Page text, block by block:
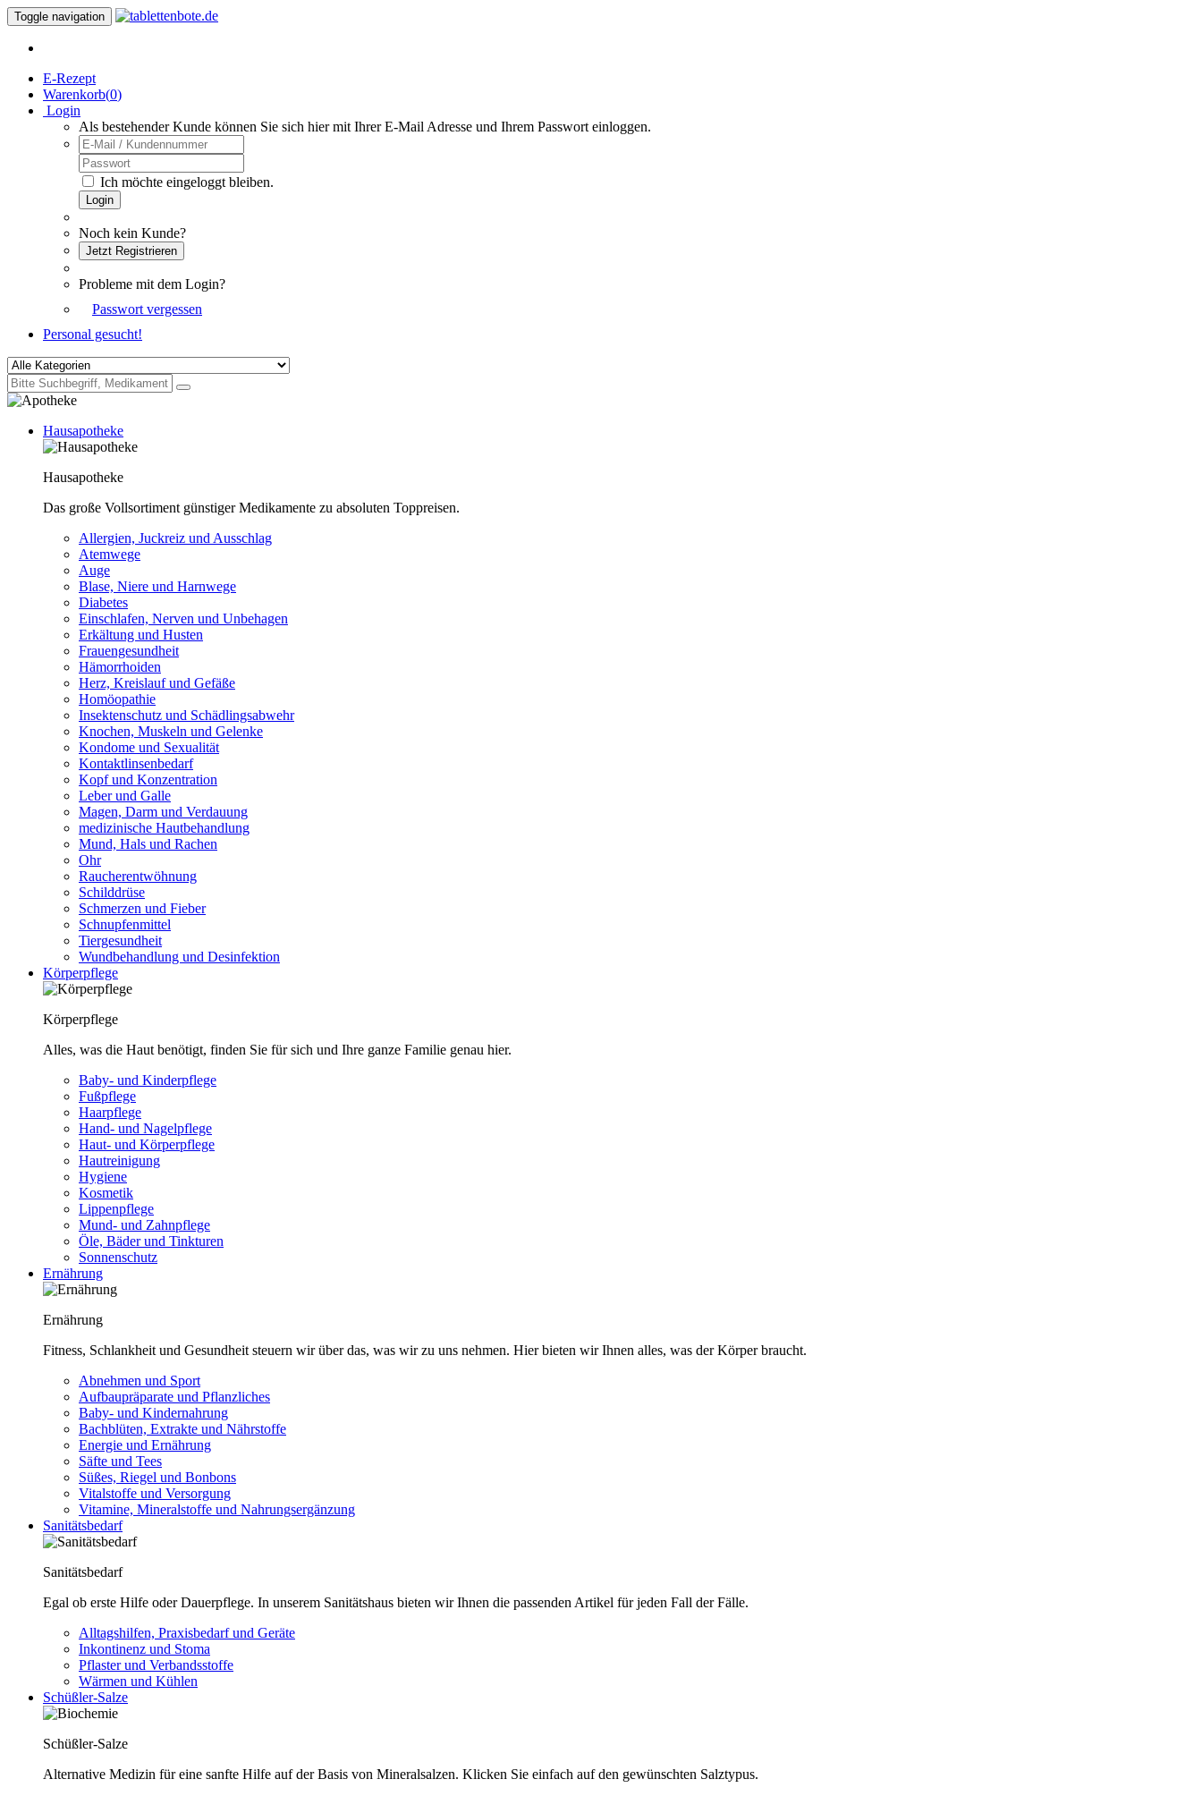
Toggle navigation
E-Rezept
Warenkorb(0)
Login
Als bestehender Kunde können Sie sich hier mit Ihrer E-Mail Adresse und Ihrem Passwort einloggen.
Ich möchte eingeloggt bleiben.
Login
Noch kein Kunde?
Jetzt Registrieren
Probleme mit dem Login?
Passwort vergessen
Personal gesucht!
Hausapotheke
Hausapotheke
Das große Vollsortiment günstiger Medikamente zu absoluten Toppreisen.
Allergien, Juckreiz und Ausschlag
Atemwege
Auge
Blase, Niere und Harnwege
Diabetes
Einschlafen, Nerven und Unbehagen
Erkältung und Husten
Frauengesundheit
Hämorrhoiden
Herz, Kreislauf und Gefäße
Homöopathie
Insektenschutz und Schädlingsabwehr
Knochen, Muskeln und Gelenke
Kondome und Sexualität
Kontaktlinsenbedarf
Kopf und Konzentration
Leber und Galle
Magen, Darm und Verdauung
medizinische Hautbehandlung
Mund, Hals und Rachen
Ohr
Raucherentwöhnung
Schilddrüse
Schmerzen und Fieber
Schnupfenmittel
Tiergesundheit
Wundbehandlung und Desinfektion
Körperpflege
Körperpflege
Alles, was die Haut benötigt, finden Sie für sich und Ihre ganze Familie genau hier.
Baby- und Kinderpflege
Fußpflege
Haarpflege
Hand- und Nagelpflege
Haut- und Körperpflege
Hautreinigung
Hygiene
Kosmetik
Lippenpflege
Mund- und Zahnpflege
Öle, Bäder und Tinkturen
Sonnenschutz
Ernährung
Ernährung
Fitness, Schlankheit und Gesundheit steuern wir über das, was wir zu uns nehmen. Hier bieten wir Ihnen alles, was der Körper braucht.
Abnehmen und Sport
Aufbaupräparate und Pflanzliches
Baby- und Kindernahrung
Bachblüten, Extrakte und Nährstoffe
Energie und Ernährung
Säfte und Tees
Süßes, Riegel und Bonbons
Vitalstoffe und Versorgung
Vitamine, Mineralstoffe und Nahrungsergänzung
Sanitätsbedarf
Sanitätsbedarf
Egal ob erste Hilfe oder Dauerpflege. In unserem Sanitätshaus bieten wir Ihnen die passenden Artikel für jeden Fall der Fälle.
Alltagshilfen, Praxisbedarf und Geräte
Inkontinenz und Stoma
Pflaster und Verbandsstoffe
Wärmen und Kühlen
Schüßler-Salze
Schüßler-Salze
Alternative Medizin für eine sanfte Hilfe auf der Basis von Mineralsalzen. Klicken Sie einfach auf den gewünschten Salztypus.